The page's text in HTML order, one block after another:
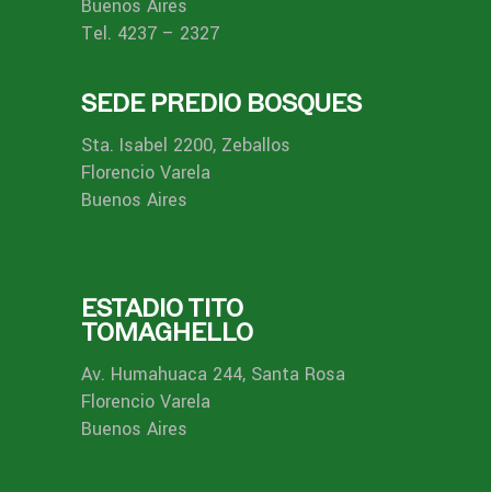
Buenos Aires
Tel. 4237 – 2327
SEDE PREDIO BOSQUES
Sta. Isabel 2200, Zeballos
Florencio Varela
Buenos Aires
ESTADIO TITO
TOMAGHELLO
Av. Humahuaca 244, Santa Rosa
Florencio Varela
Buenos Aires